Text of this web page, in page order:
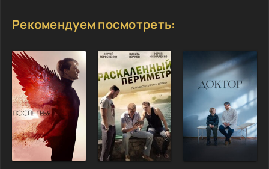
Рекомендуем посмотреть: